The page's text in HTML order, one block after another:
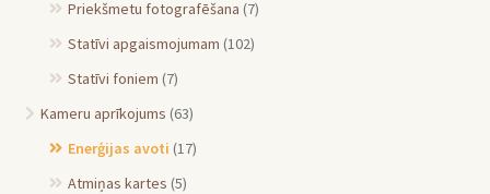
Priekšmetu fotografēšana (7)
Statīvi apgaismojumam (102)
Statīvi foniem (7)
Kameru aprīkojums (63)
Enerģijas avoti (17)
Atmiņas kartes (5)